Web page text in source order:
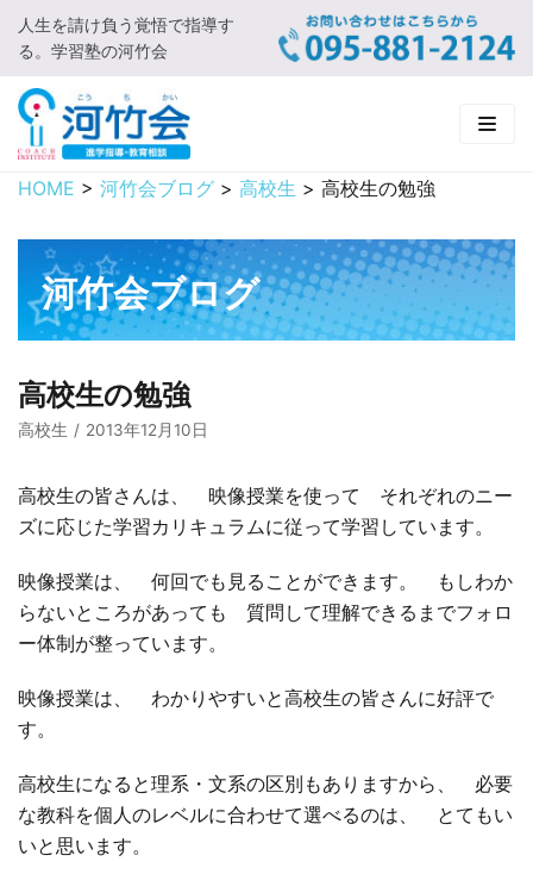
コ
ン
テ
ン
ツ
に
キ
プ
人生を請け負う覚悟で指導す
る。学習塾の河竹会
HOME
新着情報
□ お知らせ
河竹会について
□ 河竹会について
□ よくあるご質問
□ 小学部
□ 高校部
□ 有料体験指導
実 績
□ 2019年合格体験記
HOME > 河竹会ブログ > 高校生 > 高校生の勉強
河竹会ブログ
高校生の勉強
高校生 2013年12月10日
高校生の皆さんは、 映像授業を使って それぞれのニー
ズに応じた学習カリキュラムに従って学習しています。
映像授業は、 何回でも見ることができます。 もしわか
らないところがあっても 質問して理解できるまでフォロ
ー体制が整っています。
映像授業は、 わかりやすいと高校生の皆さんに好評で
す。
高校生になると理系・文系の区別もありますから、 必要
な教科を個人のレベルに合わせて選べるのは、 とてもい
いと思います。